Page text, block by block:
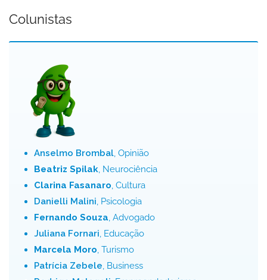
Colunistas
Anselmo Brombal, Opinião
Beatriz Spilak, Neurociência
Clarina Fasanaro, Cultura
Danielli Malini, Psicologia
Fernando Souza, Advogado
Juliana Fornari, Educação
Marcela Moro, Turismo
Patrícia Zebele, Business